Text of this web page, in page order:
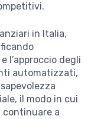
in Italia,
l’approccio degli
automatizzati,
il modo in cui
a